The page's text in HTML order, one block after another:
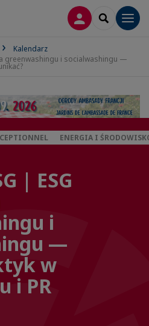
LOGOWANIE
SEARCH
Kalendarz
greenwashingu i socialwashingu —
ENERGIA I
| ESG
i
—
w
i PR